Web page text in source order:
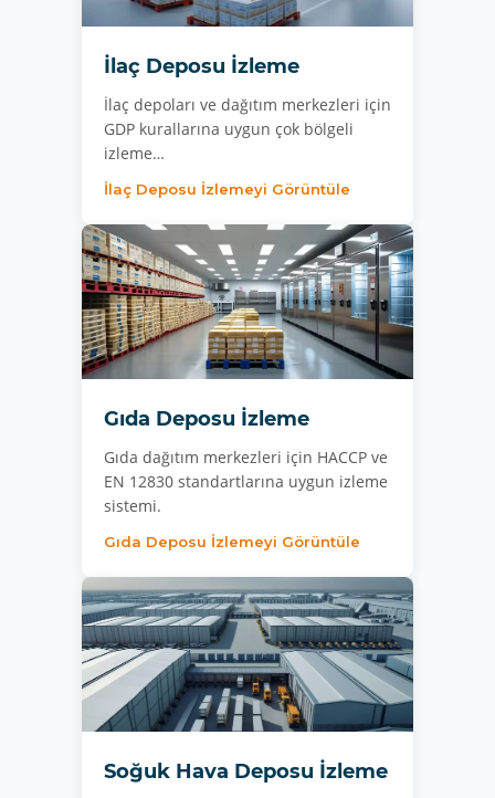
İlaç Deposu İzleme
İlaç depoları ve dağıtım merkezleri için
GDP kurallarına uygun çok bölgeli
izleme…
İlaç Deposu İzlemeyi Görüntüle
Gıda Deposu İzleme
Gıda dağıtım merkezleri için HACCP ve
EN 12830 standartlarına uygun izleme
sistemi.
Gıda Deposu İzlemeyi Görüntüle
Soğuk Hava Deposu İzleme